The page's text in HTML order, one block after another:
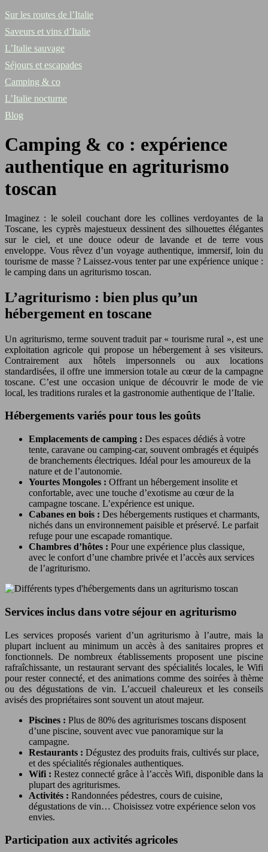
Sur les routes de l’Italie
Saveurs et vins d’Italie
L’Italie sauvage
Séjours et escapades
Camping & co
L’Italie nocturne
Blog
Camping & co : expérience
authentique en agriturismo
toscan
Imaginez : le soleil couchant dore les collines verdoyantes de la
Toscane, les cyprès majestueux dessinent des silhouettes élégantes
sur le ciel, et une douce odeur de lavande et de terre vous
enveloppe. Vous rêvez d’un voyage authentique, immersif, loin du
tourisme de masse ? Laissez-vous tenter par une expérience unique :
le camping dans un agriturismo toscan.
L’agriturismo : bien plus qu’un
hébergement en toscane
Un agriturismo, terme souvent traduit par « tourisme rural », est une
exploitation agricole qui propose un hébergement à ses visiteurs.
Contrairement aux hôtels impersonnels ou aux locations
standardisées, il offre une immersion totale au cœur de la campagne
toscane. C’est une occasion unique de découvrir le mode de vie
local, les traditions rurales et la gastronomie authentique de l’Italie.
Hébergements variés pour tous les goûts
Emplacements de camping : Des espaces dédiés à votre
tente, caravane ou camping-car, souvent ombragés et équipés
de branchements électriques. Idéal pour les amoureux de la
nature et de l’autonomie.
Yourtes Mongoles : Offrant un hébergement insolite et
confortable, avec une touche d’exotisme au cœur de la
campagne toscane. L’expérience est unique.
Cabanes en bois : Des hébergements rustiques et charmants,
nichés dans un environnement paisible et préservé. Le parfait
refuge pour une escapade romantique.
Chambres d’hôtes : Pour une expérience plus classique,
avec le confort d’une chambre privée et l’accès aux services
de l’agriturismo.
Services inclus dans votre séjour en agriturismo
Les services proposés varient d’un agriturismo à l’autre, mais la
plupart incluent au minimum un accès à des sanitaires propres et
fonctionnels. De nombreux établissements proposent une piscine
rafraîchissante, un restaurant servant des spécialités locales, le Wifi
pour rester connecté, et des animations comme des soirées à thème
ou des dégustations de vin. L’accueil chaleureux et les conseils
avisés des propriétaires sont souvent un atout majeur.
Piscines : Plus de 80% des agriturismes toscans disposent
d’une piscine, souvent avec vue panoramique sur la
campagne.
Restaurants : Dégustez des produits frais, cultivés sur place,
et des spécialités régionales authentiques.
Wifi : Restez connecté grâce à l’accès Wifi, disponible dans la
plupart des agriturismes.
Activités : Randonnées pédestres, cours de cuisine,
dégustations de vin… Choisissez votre expérience selon vos
envies.
Participation aux activités agricoles